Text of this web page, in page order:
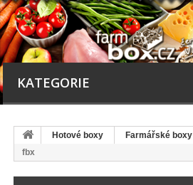
KATEGORIE
Hotové boxy Farmářské boxy
fbx